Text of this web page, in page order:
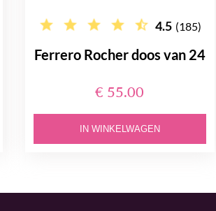
4.5 (185)
Ferrero Rocher doos van 24
€ 55.00
IN WINKELWAGEN